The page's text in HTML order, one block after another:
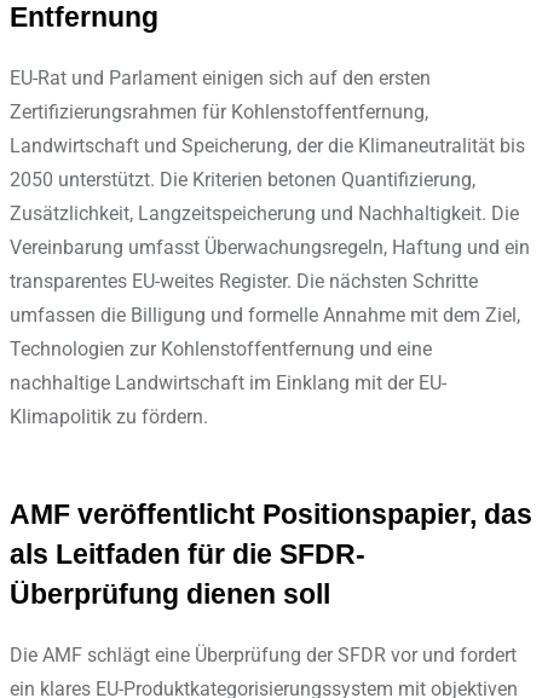
Entfernung
EU-Rat und Parlament einigen sich auf den ersten
Zertifizierungsrahmen für Kohlenstoffentfernung,
Landwirtschaft und Speicherung, der die Klimaneutralität bis
2050 unterstützt. Die Kriterien betonen Quantifizierung,
Zusätzlichkeit, Langzeitspeicherung und Nachhaltigkeit. Die
Vereinbarung umfasst Überwachungsregeln, Haftung und ein
transparentes EU-weites Register. Die nächsten Schritte
umfassen die Billigung und formelle Annahme mit dem Ziel,
Technologien zur Kohlenstoffentfernung und eine
nachhaltige Landwirtschaft im Einklang mit der EU-
Klimapolitik zu fördern.
AMF veröffentlicht Positionspapier, das
als Leitfaden für die SFDR-
Überprüfung dienen soll
Die AMF schlägt eine Überprüfung der SFDR vor und fordert
ein klares EU-Produktkategorisierungssystem mit objektiven